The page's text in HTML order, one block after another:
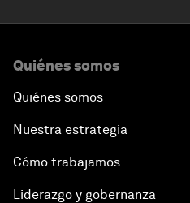
Quiénes somos
Quiénes somos
Nuestra estrategia
Cómo trabajamos
Liderazgo y gobernanza